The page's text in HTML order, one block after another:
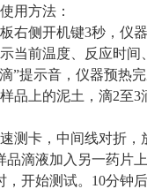
用方法：
右侧开机键3秒，仪
当前温度、反应时
”提示音，仪器预热完
品上的泥土，滴2至
测卡，中间线对折
品滴液加入另一药片
，开始测试。10分钟